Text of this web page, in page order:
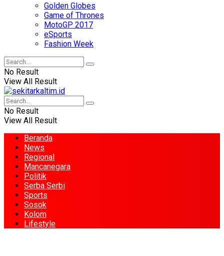
Golden Globes
Game of Thrones
MotoGP 2017
eSports
Fashion Week
No Result
View All Result
No Result
View All Result
Beranda
News
Regional
Mancanegara
Politik
Serba Serbi
Sports
Sosok
Kolom
Lifestyle